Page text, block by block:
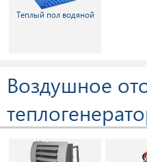
Теплый пол водяной
Воздушное